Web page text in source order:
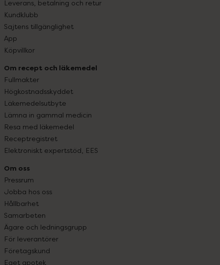
Leverans, betalning och retur
Kundklubb
Sajtens tillgänglighet
App
Köpvillkor
Om recept och läkemedel
Fullmakter
Högkostnadsskyddet
Läkemedelsutbyte
Lämna in gammal medicin
Resa med läkemedel
Receptregistret
Elektroniskt expertstöd, EES
Om oss
Pressrum
Jobba hos oss
Hållbarhet
Samarbeten
Ägare och ledningsgrupp
För leverantörer
Företagskund
Eget apotek